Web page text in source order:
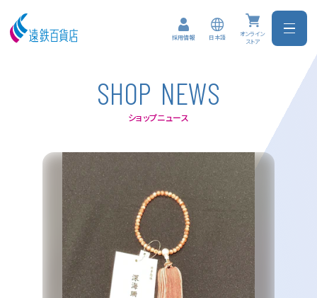
採用情報 日本語
オンライン
ストア
SHOP NEWS
ショップニュース